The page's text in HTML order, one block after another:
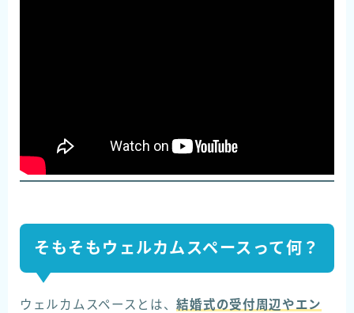
そもそもウェルカムスペースって何？
ウェルカムスペースとは、結婚式の受付周辺やエン